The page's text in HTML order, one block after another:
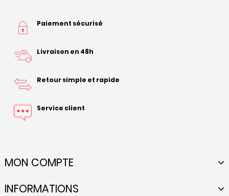
Paiement sécurisé
Livraison en 48h
Retour simple et rapide
Service client
MON COMPTE
INFORMATIONS